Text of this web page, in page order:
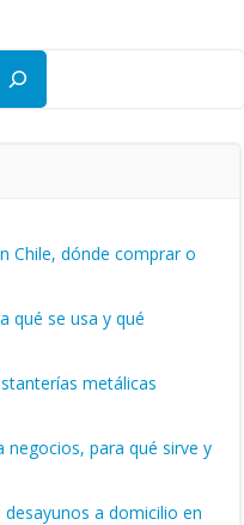
Chile, dónde comprar o
qué se usa y qué
metálicas
negocios, para qué sirve y
a domicilio en